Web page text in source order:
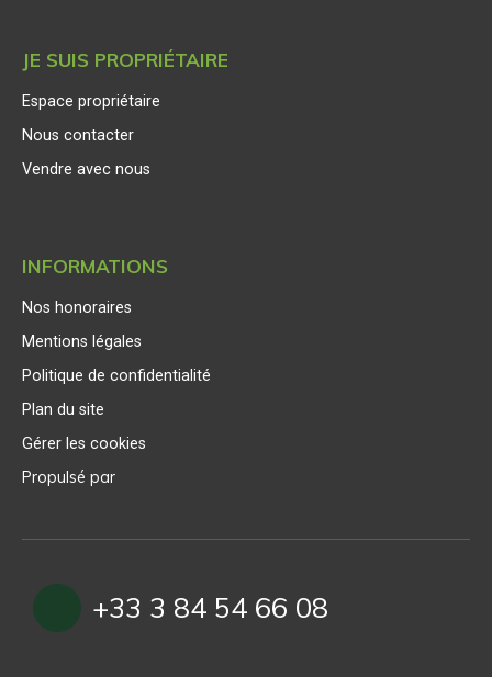
JE SUIS PROPRIÉTAIRE
Espace propriétaire
Nous contacter
Vendre avec nous
INFORMATIONS
Nos honoraires
Mentions légales
Politique de confidentialité
Plan du site
Gérer les cookies
Propulsé par
+33 3 84 54 66 08